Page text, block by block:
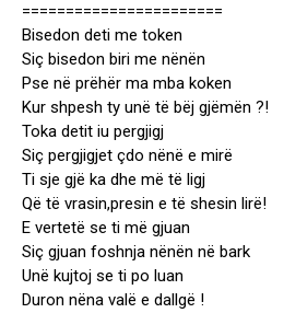
=======================
Bisedon deti me token
Siç bisedon biri me nënën
Pse në prëhër ma mba koken
Kur shpesh ty unë të bëj gjëmën ?!
Toka detit iu pergjigj
Siç pergjigjet çdo nënë e mirë
Ti sje gjë ka dhe më të ligj
Që të vrasin,presin e të shesin lirë!
E vertetë se ti më gjuan
Siç gjuan foshnja nënën në bark
Unë kujtoj se ti po luan
Duron nëna valë e dallgë !